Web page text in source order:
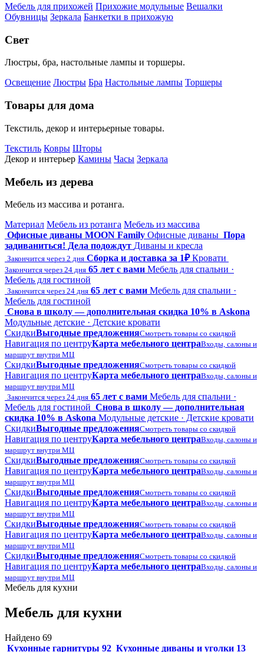
Мебель для прихожей Прихожие модульные Вешалки
Обувницы Зеркала Банкетки в прихожую
Свет
Люстры, бра, настольные лампы и торшеры.
Освещение Люстры Бра Настольные лампы Торшеры
Товары для дома
Текстиль, декор и интерьерные товары.
Текстиль Ковры Шторы
Декор и интерьер Камины Часы Зеркала
Мебель из дерева
Мебель из массива и ротанга.
Материал Мебель из ротанга Мебель из массива
Офисные диваны MOON Family Офисные диваны Пора
задиваниться! Дела подождут Диваны и кресла
Закончится через 2 дня Сборка и доставка за 1₽ Кровати
Закончится через 24 дня 65 лет с вами Мебель для спальни ·
Мебель для гостиной
Закончится через 24 дня 65 лет с вами Мебель для спальни ·
Мебель для гостиной
Снова в школу — дополнительная скидка 10% в Askona
Модульные детские · Детские кровати
СкидкиВыгодные предложенияСмотреть товары со скидкой
Навигация по центруКарта мебельного центраВходы, салоны и
маршрут внутри МЦ
СкидкиВыгодные предложенияСмотреть товары со скидкой
Навигация по центруКарта мебельного центраВходы, салоны и
маршрут внутри МЦ
Закончится через 24 дня 65 лет с вами Мебель для спальни ·
Мебель для гостиной Снова в школу — дополнительная
скидка 10% в Askona Модульные детские · Детские кровати
СкидкиВыгодные предложенияСмотреть товары со скидкой
Навигация по центруКарта мебельного центраВходы, салоны и
маршрут внутри МЦ
СкидкиВыгодные предложенияСмотреть товары со скидкой
Навигация по центруКарта мебельного центраВходы, салоны и
маршрут внутри МЦ
СкидкиВыгодные предложенияСмотреть товары со скидкой
Навигация по центруКарта мебельного центраВходы, салоны и
маршрут внутри МЦ
СкидкиВыгодные предложенияСмотреть товары со скидкой
Навигация по центруКарта мебельного центраВходы, салоны и
маршрут внутри МЦ
СкидкиВыгодные предложенияСмотреть товары со скидкой
Навигация по центруКарта мебельного центраВходы, салоны и
маршрут внутри МЦ
Мебель для кухни
Мебель для кухни
Найдено 69
Кухонные гарнитуры 92 Кухонные диваны и уголки 13